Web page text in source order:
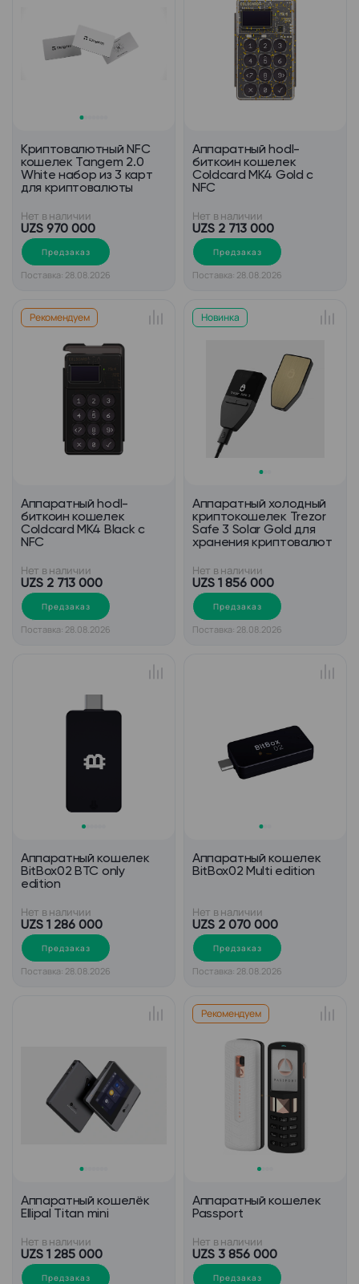
Криптовалютный NFC
кошелек Tangem 2.0
White набор из 3 карт
для криптовалюты
Нет в наличии
UZS 970 000
Предзаказ
Поставка: 28.08.2026
Аппаратный hodl-
биткоин кошелек
Coldcard MK4 Gold с
NFC
Нет в наличии
UZS 2 713 000
Предзаказ
Поставка: 28.08.2026
Рекомендуем
Аппаратный hodl-
биткоин кошелек
Coldcard MK4 Black с
NFC
Нет в наличии
UZS 2 713 000
Предзаказ
Поставка: 28.08.2026
Новинка
Аппаратный холодный
криптокошелек Trezor
Safe 3 Solar Gold для
хранения криптовалют
Нет в наличии
UZS 1 856 000
Предзаказ
Поставка: 28.08.2026
Аппаратный кошелек
BitBox02 BTC only
edition
Нет в наличии
UZS 1 286 000
Предзаказ
Поставка: 28.08.2026
Аппаратный кошелек
BitBox02 Multi edition
Нет в наличии
UZS 2 070 000
Предзаказ
Поставка: 28.08.2026
Аппаратный кошелёк
Ellipal Titan mini
Нет в наличии
UZS 1 285 000
Предзаказ
Рекомендуем
Аппаратный кошелек
Passport
Нет в наличии
UZS 3 856 000
Предзаказ